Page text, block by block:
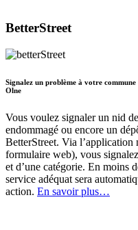
BetterStreet
Signalez un problème à votre
Olne
Vous voulez signaler un nid
endommagé ou encore un
BetterStreet. Via
formulaire web), vous
et d’une catégorie. En moins
service adéquat sera
action. En savoir plus…